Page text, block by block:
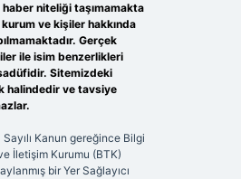
niteliği taşımamakta
ve kişiler hakkında
Gerçek
ile isim benzerlikleri
Sitemizdeki
halindedir ve tavsiye
Kanun gereğince Bilgi
İletişim Kurumu (BTK)
bir Yer Sağlayıcı